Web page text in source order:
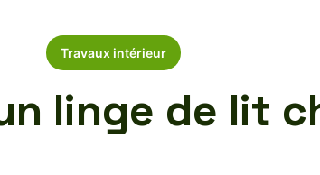
Travaux intérieur
linge de lit